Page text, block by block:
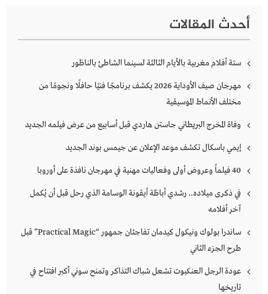
أحدث المقالات
ستة أفلام مغربية بالأيام الثالثة لسينما الشاطئ بالناظور
مهرجان صيف الأوداية 2026 يكشف برنامجًا فنيًا حافلًا ونجومًا من
مختلف الأنماط الموسيقية
وفاة المخرج البريطاني جاستن هاردي قبل أسابيع من عرض فيلمه الجديد
إيمي باسكال تكشف موعد الإعلان عن جيمس بوند الجديد
40 فيلماً وعروض أولى وفعاليات مهنية في مهرجان نافذة على أوروبا
في ذكرى ميلاده.. رشدي أباظة أيقونة الوسامة الذي رحل قبل أن يُكمل
آخر أفلامه
ساندرا بولوك ونيكول كيدمان تفاجئان جمهور “Practical Magic” قبل
طرح الجزء الثاني
عودة الرجل العنكبوت تشعل شباك التذاكر وتمنح سوني أكبر افتتاح في
تاريخها